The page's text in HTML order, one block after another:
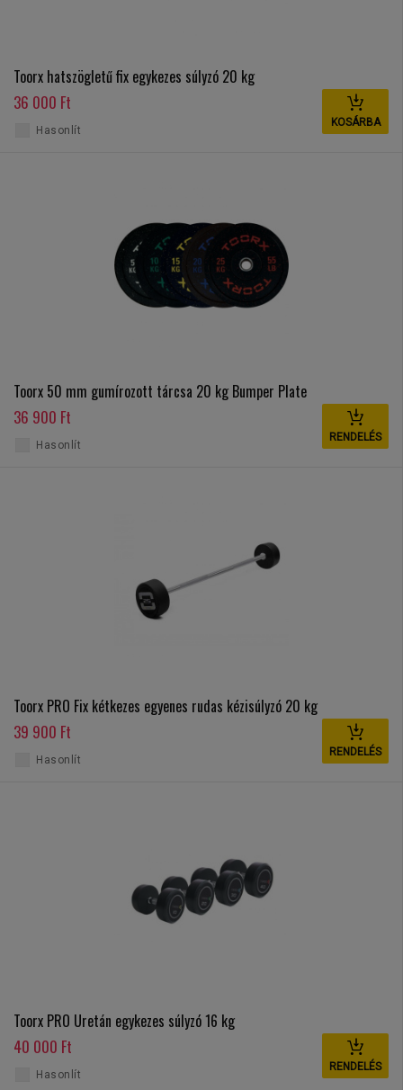
Toorx hatszögletű fix egykezes súlyzó 20 kg
36 000 Ft
KOSÁRBA
Hasonlít
Toorx 50 mm gumírozott tárcsa 20 kg Bumper Plate
36 900 Ft
RENDELÉS
Hasonlít
Toorx PRO Fix kétkezes egyenes rudas kézisúlyzó 20 kg
39 900 Ft
RENDELÉS
Hasonlít
Toorx PRO Uretán egykezes súlyzó 16 kg
40 000 Ft
RENDELÉS
Hasonlít